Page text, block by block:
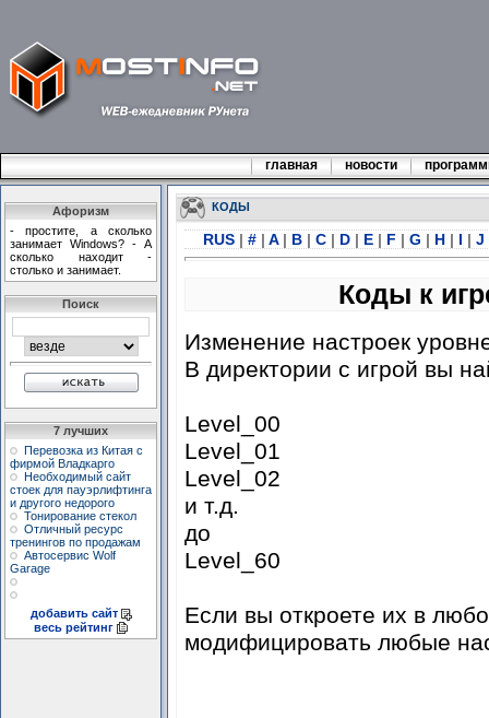
главная новости
Афоризм
- простите, а сколько
занимает Windows? - А
сколько находит -
столько и занимает.
Поиск
7 лучших
Перевозка из Китая с
фирмой Владкарго
Необходимый сайт
стоек для пауэрлифтинга
и другого недорого
Тонирование стекол
Отличный ресурс
тренингов по продажам
Автосервис Wolf
Garage
добавить сайт
весь рейтинг
КОДЫ
RUS | # | A | B | C | D | E | F | G | H | I | J
Коды к
Изменение настроек
В директории с игрой вы
Level_00
Level_01
Level_02
и т.д.
до
Level_60
Если вы откроете их в
модифицировать любые